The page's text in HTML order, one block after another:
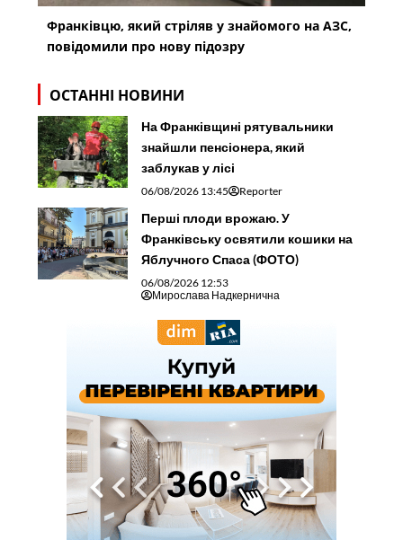
Франківцю, який стріляв у знайомого на АЗС,
повідомили про нову підозру
ОСТАННІ НОВИНИ
На Франківщині рятувальники
знайшли пенсіонера, який
заблукав у лісі
06/08/2026 13:45 Reporter
Перші плоди врожаю. У
Франківську освятили кошики на
Яблучного Спаса (ФОТО)
06/08/2026 12:53
Мирослава Надкернична